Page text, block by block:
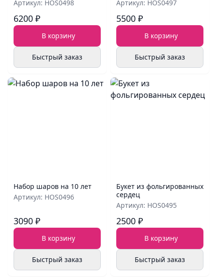
Артикул: HOS0498
6200 ₽
В корзину
Быстрый заказ
Артикул: HOS0497
5500 ₽
В корзину
Быстрый заказ
Набор шаров на 10 лет
Артикул: HOS0496
3090 ₽
В корзину
Быстрый заказ
Букет из фольгированных
сердец
Артикул: HOS0495
2500 ₽
В корзину
Быстрый заказ